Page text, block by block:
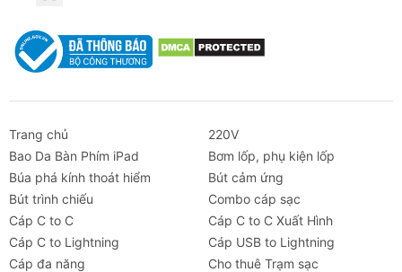
Trang chủ
220V
Bao Da Bàn Phím iPad
Bơm lốp, phụ kiện lốp
Búa phá kính thoát hiểm
Bút cảm ứng
Bút trình chiếu
Combo cáp sạc
Cáp C to C
Cáp C to C Xuất Hình
Cáp C to Lightning
Cáp USB to Lightning
Cáp đa năng
Cho thuê Trạm sạc